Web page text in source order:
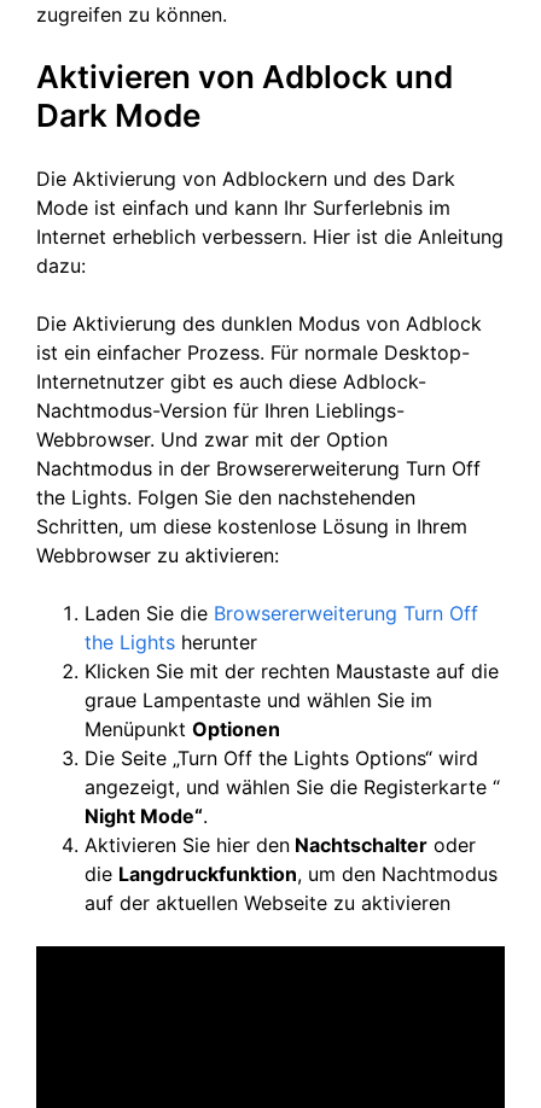
zugreifen zu können.
Aktivieren von Adblock und
Dark Mode
Die Aktivierung von Adblockern und des Dark
Mode ist einfach und kann Ihr Surferlebnis im
Internet erheblich verbessern. Hier ist die Anleitung
dazu:
Die Aktivierung des dunklen Modus von Adblock
ist ein einfacher Prozess. Für normale Desktop-
Internetnutzer gibt es auch diese Adblock-
Nachtmodus-Version für Ihren Lieblings-
Webbrowser. Und zwar mit der Option
Nachtmodus in der Browsererweiterung Turn Off
the Lights. Folgen Sie den nachstehenden
Schritten, um diese kostenlose Lösung in Ihrem
Webbrowser zu aktivieren:
Laden Sie die Browsererweiterung Turn Off
the Lights herunter
Klicken Sie mit der rechten Maustaste auf die
graue Lampentaste und wählen Sie im
Menüpunkt Optionen
Die Seite „Turn Off the Lights Options“ wird
angezeigt, und wählen Sie die Registerkarte “
Night Mode“.
Aktivieren Sie hier den Nachtschalter oder
die Langdruckfunktion, um den Nachtmodus
auf der aktuellen Webseite zu aktivieren